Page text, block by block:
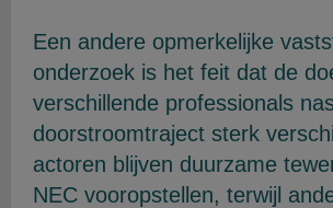
Een andere opmerkelijke
onderzoek is het feit dat de
verschillende professionals
doorstroomtraject sterk
actoren blijven duurzame
NEC vooropstellen, terwijl